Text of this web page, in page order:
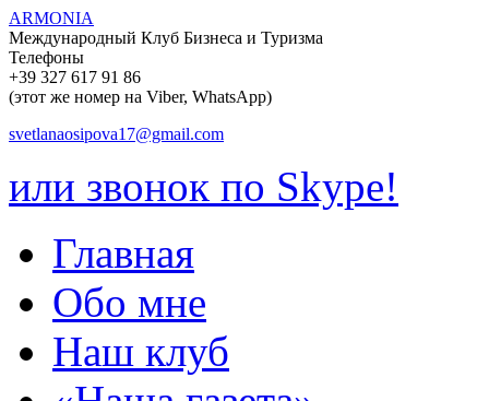
ARMONIA
Международный Клуб Бизнеса и Туризма
Телефоны
+39 327 617 91 86
(этот же номер на Viber, WhatsApp)
svetlanaosipova17@gmail.com
или звонок по Skype!
Главная
Обо мне
Наш клуб